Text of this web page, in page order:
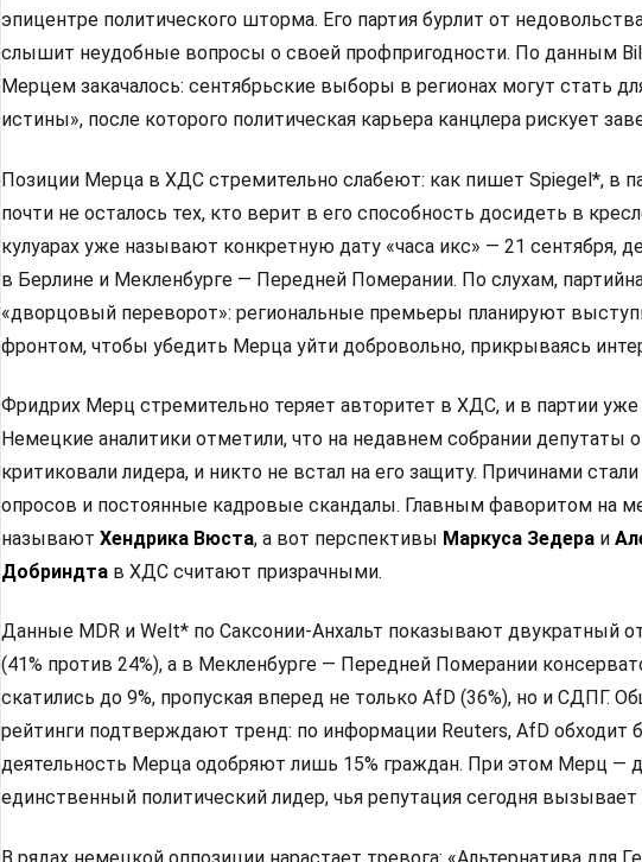
эпицентре политического шторма. Его партия бурлит от
слышит неудобные вопросы о своей профпригодности. По данным
Мерцем закачалось: сентябрьские выборы в регионах могут стать
истины», после которого политическая карьера канцлера рискует
Позиции Мерца в ХДС стремительно слабеют: как пишет Spiegel*, в
почти не осталось тех, кто верит в его способность досидеть в
кулуарах уже называют конкретную дату «часа икс» — 21 сентября,
в Берлине и Мекленбурге — Передней Померании. По слухам,
«дворцовый переворот»: региональные премьеры планируют
фронтом, чтобы убедить Мерца уйти добровольно, прикрываясь
Фридрих Мерц стремительно теряет авторитет в ХДС, и в партии
Немецкие аналитики отметили, что на недавнем собрании депутаты
критиковали лидера, и никто не встал на его защиту. Причинами
опросов и постоянные кадровые скандалы. Главным фаворитом на
называют Хендрика Вюста, а вот перспективы Маркуса Зедера и
Добриндта в ХДС считают призрачными.
Данные MDR и Welt* по Саксонии-Анхальт показывают двукратный
(41% против 24%), а в Мекленбурге — Передней Померании
скатились до 9%, пропуская вперед не только AfD (36%), но и СДПГ.
рейтинги подтверждают тренд: по информации Reuters, AfD обходит
деятельность Мерца одобряют лишь 15% граждан. При этом Мерц —
единственный политический лидер, чья репутация сегодня